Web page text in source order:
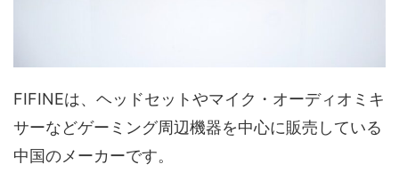
FIFINEは、ヘッドセットやマイク・オーディオミキ
サーなどゲーミング周辺機器を中心に販売している
中国のメーカーです。